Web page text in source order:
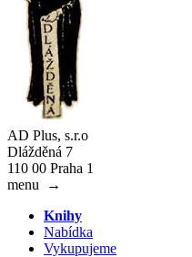
AD Plus, s.r.o
Dlážděná 7
110 00 Praha 1
menu
→
Knihy
Nabídka
Vykupujeme